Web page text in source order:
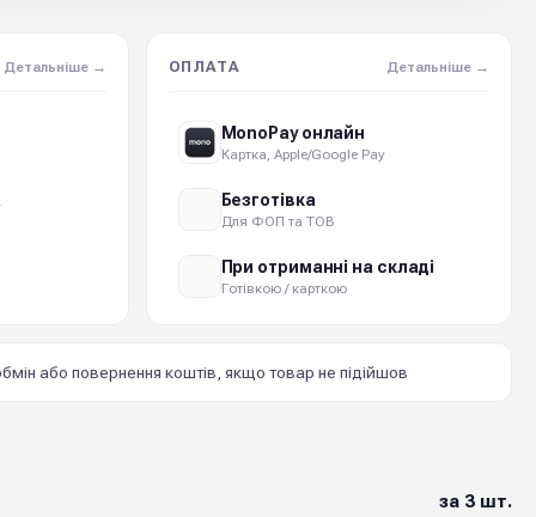
Детальніше → ОПЛАТА Детальніше →
MonoPay онлайн
Картка, Apple/Google Pay
Безготівка
Для ФОП та ТОВ
При отриманні на складі
Готівкою / карткою
або повернення коштів, якщо товар не підійшов
за 3 шт.